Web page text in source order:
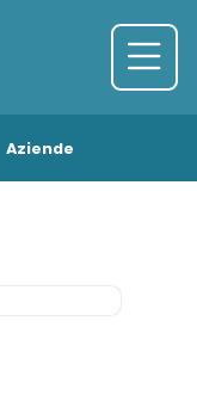
Aziende